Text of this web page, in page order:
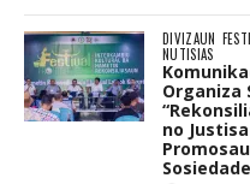
DIVIZAUN
NUTISIAS
Organiza
no